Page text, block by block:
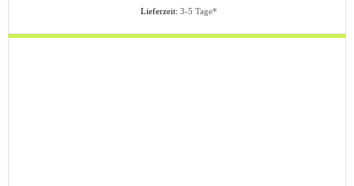
Lieferzeit: 3-5 Tage*